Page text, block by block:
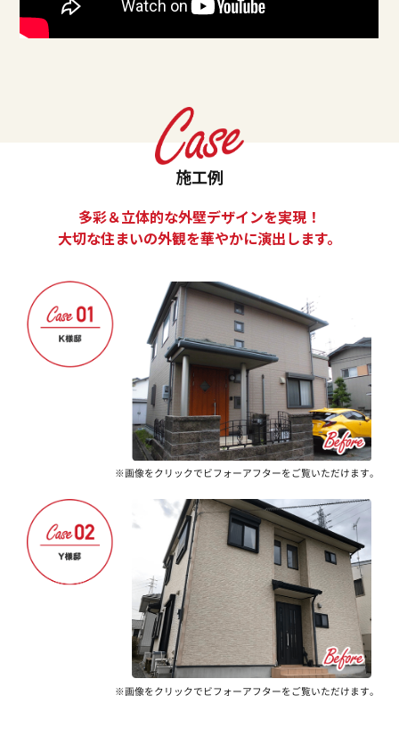
施工例
多彩＆立体的な外壁デザインを実現！
大切な住まいの外観を華やかに演出します。
※画像をクリックでビフォーアフターをご覧いただけます。
※画像をクリックでビフォーアフターをご覧いただけます。